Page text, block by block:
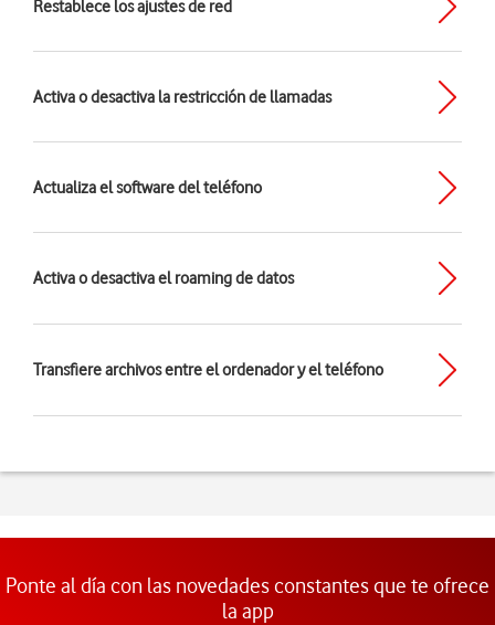
Restablece los ajustes de red
Activa o desactiva la restricción de llamadas
Actualiza el software del teléfono
Activa o desactiva el roaming de datos
Transfiere archivos entre el ordenador y el teléfono
Ponte al día con las novedades constantes que te ofrece
la app